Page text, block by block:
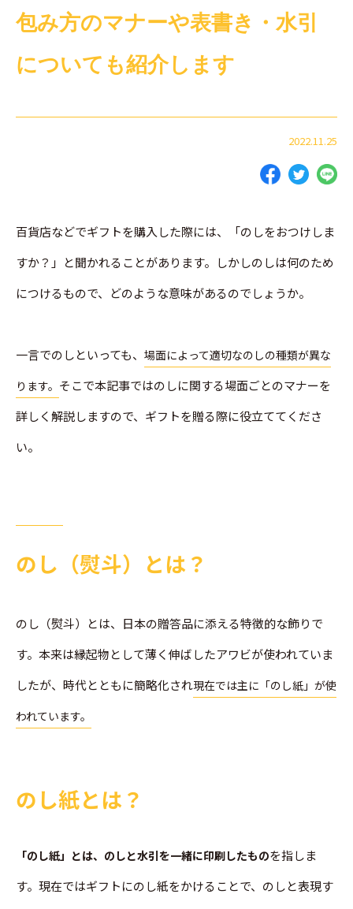
包み方のマナーや表書き・水引
についても紹介します
2022.11.25
百貨店などでギフトを購入した際には、「のしをおつけしま
すか？」と聞かれることがあります。しかしのしは何のため
につけるもので、どのような意味があるのでしょうか。
一言でのしといっても、 場面によって適切なのしの種類が異な
ります。 そこで本記事ではのしに関する場面ごとのマナーを
詳しく解説しますので、ギフトを贈る際に役立ててくださ
い。
のし（熨斗）とは？
のし（熨斗）とは、日本の贈答品に添える特徴的な飾りで
す。本来は縁起物として薄く伸ばしたアワビが使われていま
したが、時代とともに簡略化され現在では主に「のし紙」が使
われています。
のし紙とは？
「のし紙」とは、のしと水引を一緒に印刷したものを指しま
す。現在ではギフトにのし紙をかけることで、のしと表現す